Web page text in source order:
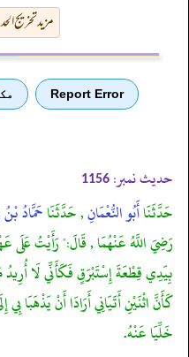
مزید تخریج
Report Error
حدیث نمبر: 1156
حَدَّثَنَاأَبُو النُّعْمَانِ, حَدَّثَنَاحَمَّادُ
رَضِيَ اللَّهُ عَنْهُمَا , قَالَ:" رَأَيْتُ عَلَى
بِيَدِي قِطْعَةَ إِسْتَبْرَقٍ فَكَأَنِّي لَا أُرِيدُ
كَأَنَّ اثْنَيْنِ أَتَيَانِي أَرَادَا أَنْ يَذْهَبَا
خَلِّيَا عَنْهُ.